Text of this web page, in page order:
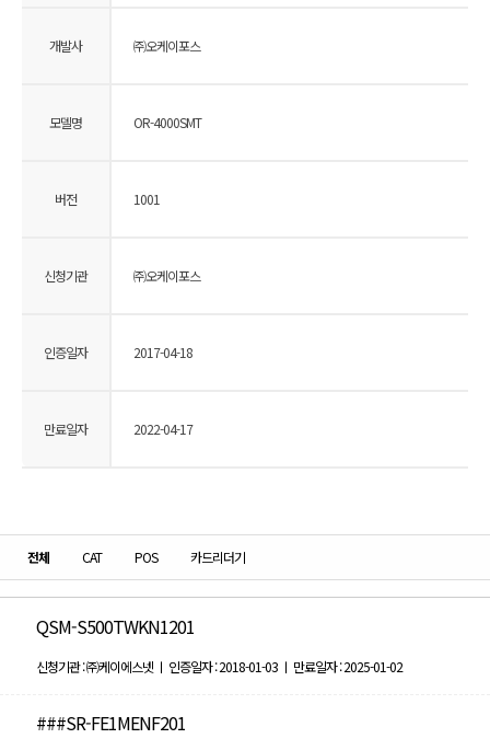
개발사 ㈜오케이포스
모델명 OR-4000SMT
버전 1001
신청기관 ㈜오케이포스
인증일자 2017-04-18
만료일자 2022-04-17
전체 CAT POS 카드리더기
QSM-S500TWKN1201
신청기관 : ㈜케이에스넷 ㅣ 인증일자 : 2018-01-03 ㅣ 만료일자 : 2025-01-02
###SR-FE1MENF201